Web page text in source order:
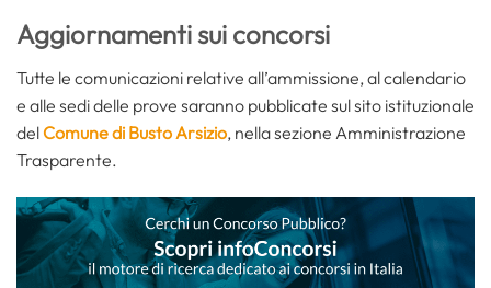
Aggiornamenti sui concorsi
Tutte le comunicazioni relative all’ammissione, al calendario
e alle sedi delle prove saranno pubblicate sul sito istituzionale
delComune di Busto Arsizio, nella sezione Amministrazione
Trasparente.